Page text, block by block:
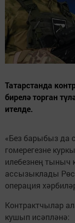
Татарстанда
бирелә торган
ителде.
«Без барыбыз да
гомерегезне
илебезнең тыныч
ассызыклады
операция
Контрактчылар
кушып исәпләнә: